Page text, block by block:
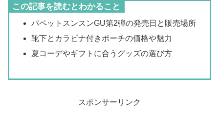
この記事を読むとわかること
パペットスンスンGU第2弾の発売日と販売場所
靴下とカラビナ付きポーチの価格や魅力
夏コーデやギフトに合うグッズの選び方
スポンサーリンク